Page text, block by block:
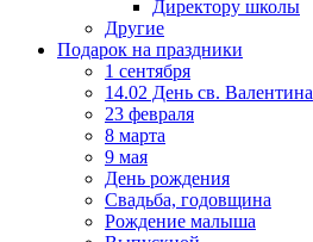
Директору школы
Другие
Подарок на праздники
1 сентября
14.02 День св. Валентина
23 февраля
8 марта
9 мая
День рождения
Свадьба, годовщина
Рождение малыша